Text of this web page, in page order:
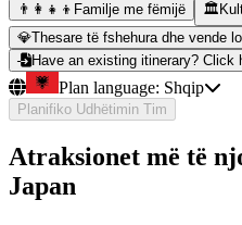
👨‍👩‍👧‍👦 Familje me fëmijë 🏛️
💎Thesare të fshehura dhe vende
Have an existing itinerary? Click
Plan language: Shqip
Planifiko Udhëtimin Tim
Atraksionet më të
Japan